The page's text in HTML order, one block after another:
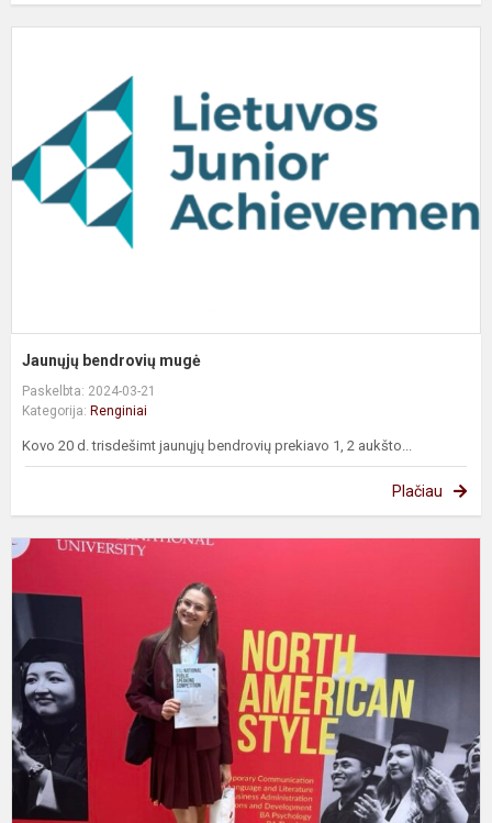
Jaunųjų bendrovių mugė
Paskelbta: 2024-03-21
Kategorija: Renginiai
Kovo 20 d. trisdešimt jaunųjų bendrovių prekiavo 1, 2 aukšto...
Plačiau